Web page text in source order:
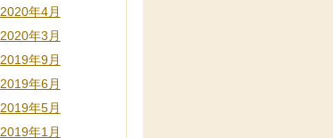
2020年4月
2020年3月
2019年9月
2019年6月
2019年5月
2019年1月